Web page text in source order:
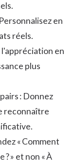
en
réels.
en
plus
: Donnez
reconnaître
« Comment
» et non « À